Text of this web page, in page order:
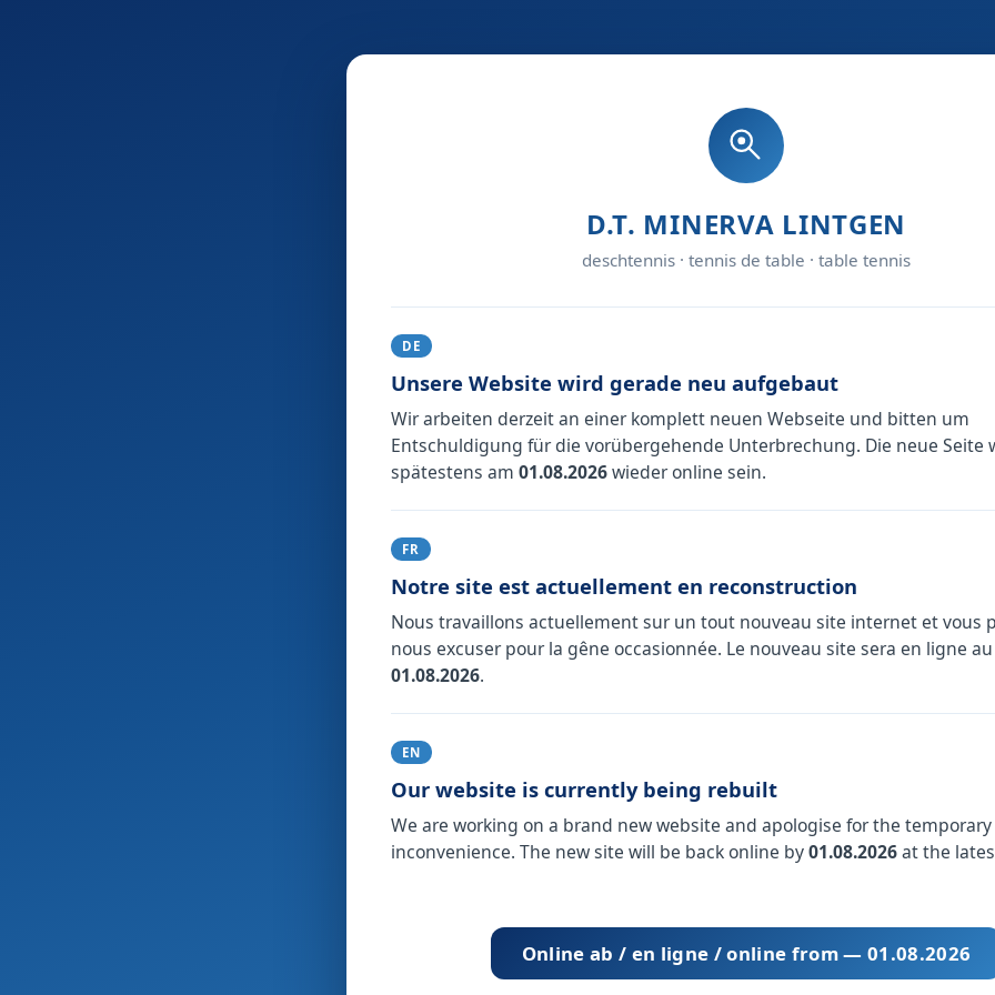
D.T. MINERVA LINTGEN
deschtennis · tennis de table · table tennis
DE
Unsere Website wird gerade neu aufgebaut
Wir arbeiten derzeit an einer komplett neuen Webseite und bitten um
Entschuldigung für die vorübergehende Unterbrechung. Die neue Seite
spätestens am 01.08.2026wieder online sein.
FR
Notre site est actuellement en reconstruction
Nous travaillons actuellement sur un tout nouveau site internet et vous
nous excuser pour la gêne occasionnée. Le nouveau site sera en ligne
01.08.2026.
EN
Our website is currently being rebuilt
We are working on a brand new website and apologise for the temporary
inconvenience. The new site will be back online by01.08.2026at the
Online ab / en ligne / online from — 01.08.2026